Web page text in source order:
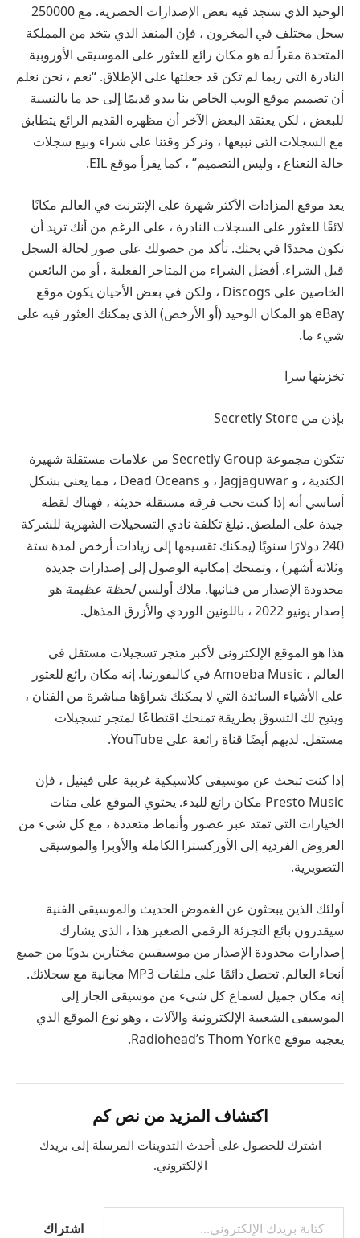
الوحيد الذي ستجد فيه بعض الإصدارات الحصرية. مع 250000
سجل مختلف في المخزون ، فإن المنفذ الذي يتخذ من المملكة
المتحدة مقراً له هو مكان رائع للعثور على الموسيقى الأوروبية
النادرة التي ربما لم تكن قد جعلتها على الإطلاق. “نعم ، نحن نعلم
أن تصميم موقع الويب الخاص بنا يبدو قديمًا إلى حد ما بالنسبة
للبعض ، لكن يعتقد البعض الآخر أن مظهره القديم الرائع يتطابق
مع السجلات التي نبيعها ، ونركز وقتنا على شراء وبيع سجلات
حالة النعناع ، وليس التصميم” ، كما يقرأ موقع EIL.
يعد موقع المزادات الأكثر شهرة على الإنترنت في العالم مكانًا
لائقًا للعثور على السجلات النادرة ، على الرغم من أنك تريد أن
تكون محددًا في بحثك. تأكد من حصولك على صور لحالة السجل
قبل الشراء. أفضل الشراء من المتاجر الفعلية ، أو من البائعين
الخاصين على Discogs ، ولكن في بعض الأحيان يكون موقع
eBay هو المكان الوحيد (أو الأرخص) الذي يمكنك العثور فيه على
شيء ما.
تخزينها سرا
بإذن من Secretly Store
تتكون مجموعة Secretly Group من علامات مستقلة شهيرة
الكندية ، و Jagjaguwar ، و Dead Oceans ، مما يعني بشكل
أساسي أنه إذا كنت تحب فرقة مستقلة حديثة ، فهناك لقطة
جيدة على الملصق. تبلغ تكلفة نادي التسجيلات الشهرية للشركة
240 دولارًا سنويًا (يمكنك تقسيمها إلى زيادات أرخص لمدة ستة
وثلاثة أشهر) ، وتمنحك إمكانية الوصول إلى إصدارات جديدة
محدودة الإصدار من فنانيها. ملاك أولسنلحظة عظيمة هو
إصدار يونيو 2022 ، باللونين الوردي والأزرق المذهل.
هذا هو الموقع الإلكتروني لأكبر متجر تسجيلات مستقل في
العالم ، Amoeba Music في كاليفورنيا. إنه مكان رائع للعثور
على الأشياء السائدة التي لا يمكنك شراؤها مباشرة من الفنان ،
ويتيح لك التسوق بطريقة تمنحك اقتطاعًا لمتجر تسجيلات
مستقل. لديهم أيضًا قناة رائعة على YouTube.
إذا كنت تبحث عن موسيقى كلاسيكية غربية على فينيل ، فإن
Presto Music مكان رائع للبدء. يحتوي الموقع على مئات
الخيارات التي تمتد عبر عصور وأنماط متعددة ، مع كل شيء من
العروض الفردية إلى الأوركسترا الكاملة والأوبرا والموسيقى
التصويرية.
أولئك الذين يبحثون عن الغموض الحديث والموسيقى الفنية
سيقدرون بائع التجزئة الرقمي الصغير هذا ، الذي يشارك
إصدارات محدودة الإصدار من موسيقيين مختارين يدويًا من جميع
أنحاء العالم. تحصل دائمًا على ملفات MP3 مجانية مع سجلاتك.
إنه مكان جميل لسماع كل شيء من موسيقى الجاز إلى
الموسيقى الشعبية الإلكترونية والآلات ، وهو نوع الموقع الذي
يعجبه موقع Radiohead’s Thom Yorke.
اكتشاف المزيد من نص كم
اشترك للحصول على أحدث التدوينات المرسلة إلى بريدك
الإلكتروني.
اشتراك